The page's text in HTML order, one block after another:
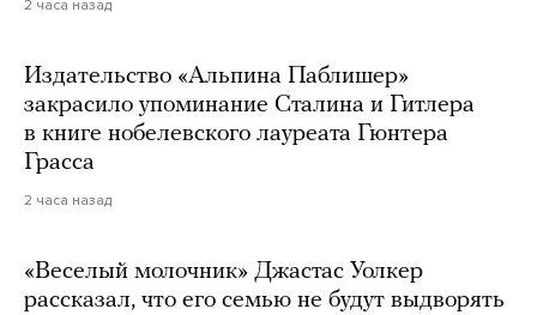
2 часа назад
Издательство «Альпина Паблишер»
закрасило упоминание Сталина и Гитлера
в книге нобелевского лауреата Гюнтера
Грасса
2 часа назад
«Веселый молочник» Джастас Уолкер
рассказал, что его семью не будут выдворять